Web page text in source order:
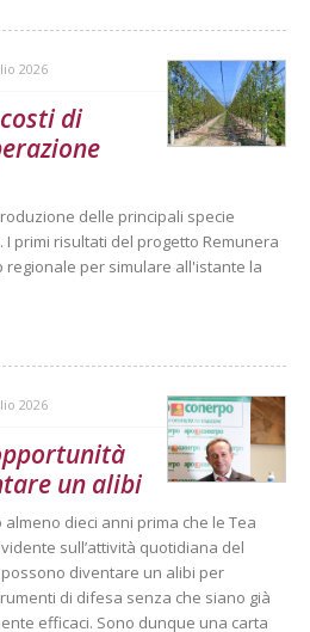
2026
di
delle principali specie
I primi risultati del progetto Remunera
per simulare all'istante la
2026
un alibi
dieci anni prima che le Tea
sull’attività quotidiana del
diventare un alibi per
di difesa senza che siano già
efficaci. Sono dunque una carta